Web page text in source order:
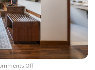
t
g
o
Offo